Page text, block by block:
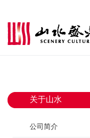
关于山水
公司简介